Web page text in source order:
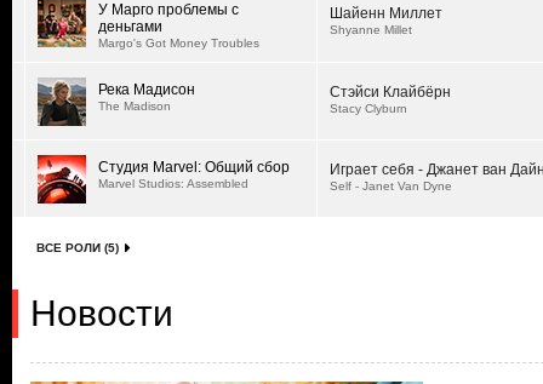
У Марго проблемы с
деньгами
Margo's Got Money Troubles
Шайенн Миллет
Shyanne Millet
Река Мадисон
The Madison
Стэйси Клайбёрн
Stacy Clyburn
Студия Marvel: Общий сбор
Marvel Studios: Assembled
Играет себя - Джанет ван
Self - Janet Van Dyne
ВСЕ РОЛИ (5)
Новости